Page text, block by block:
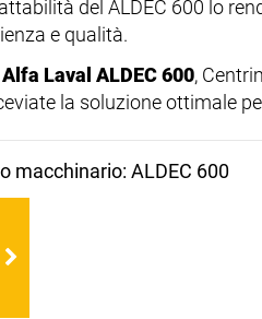
del ALDEC 600 lo
e qualità.
Alfa Laval ALDEC 600,
la soluzione ottimale
macchinario: ALDEC 600